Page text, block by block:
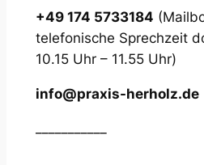
+49 174 5733184
telefonische Sprechzeit
10.15 Uhr – 11.55 Uhr)
info@praxis-herholz.de